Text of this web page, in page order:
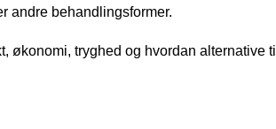
andre behandlingsformer.
økonomi, tryghed og hvordan alternative